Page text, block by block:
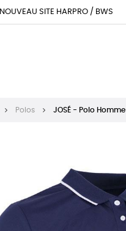
SITE HARPRO / BWS
Polos JOSÉ - Polo Homme